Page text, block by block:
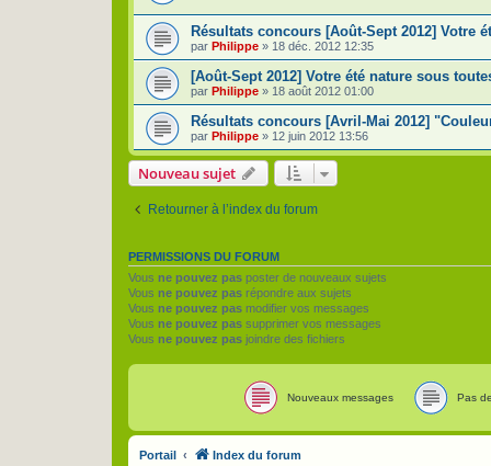
Résultats concours [Août-Sept 2012] Votre
par Philippe » 18 déc. 2012 12:35
[Août-Sept 2012] Votre été nature sous
par Philippe » 18 août 2012 01:00
Résultats concours [Avril-Mai 2012]
par Philippe » 12 juin 2012 13:56
Nouveau sujet
Retourner à l’index du forum
PERMISSIONS DU FORUM
Vous ne pouvez pas poster de nouveaux sujets
Vous ne pouvez pas répondre aux sujets
Vous ne pouvez pas modifier vos messages
Vous ne pouvez pas supprimer vos messages
Vous ne pouvez pas joindre des fichiers
Nouveaux messages Pas
Portail Index du forum